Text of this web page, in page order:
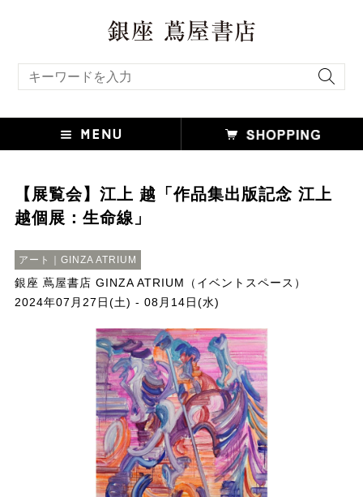
【展覧会】江上 越「作品集出版記念 江上
越個展：生命線」
アート｜GINZA ATRIUM
銀座 蔦屋書店 GINZA ATRIUM（イベントスペース）
2024年07月27日(土) - 08月14日(水)